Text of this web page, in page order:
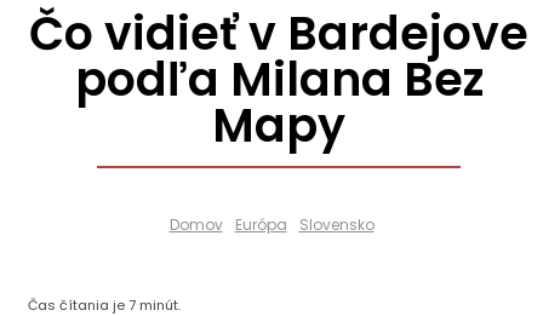
Čo vidieť v Bardejove
podľa Milana Bez
Mapy
Domov Európa Slovensko
Čas čítania je7 minút.